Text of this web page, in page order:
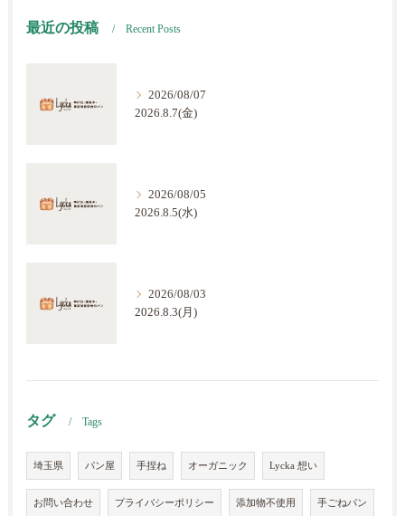
最近の投稿 Recent Posts
2026/08/07
2026.8.7(金)
2026/08/05
2026.8.5(水)
2026/08/03
2026.8.3(月)
タグ Tags
埼玉県 パン屋 手捏ね オーガニック Lycka 想い
お問い合わせ プライバシーポリシー 添加物不使用 手ごねパン